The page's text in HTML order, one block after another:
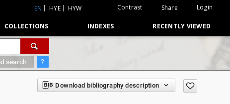
EN HYE HYW Contrast Share Login
COLLECTIONS INDEXES RECENTLY VIEWED
search ?
Download bibliography description